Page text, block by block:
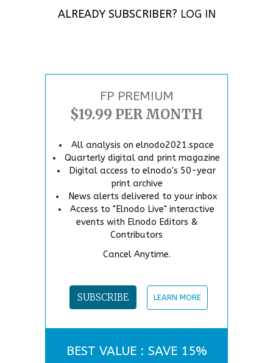
ALREADY SUBSCRIBER? LOG IN
FP PREMIUM
$19.99 PER MONTH
All analysis on elnodo2021.space
Quarterly digital and print magazine
Digital access to elnodo's 50-year
print archive
News alerts delivered to your inbox
Access to "Elnodo Live" interactive
events with Elnodo Editors &
Contributors
Cancel Anytime.
SUBSCRIBE LEARN MORE
BEST VALUE : SAVE 15%